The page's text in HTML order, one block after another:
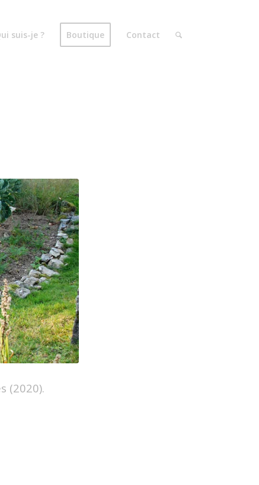
suis-je ? Boutique Contact
(2020).